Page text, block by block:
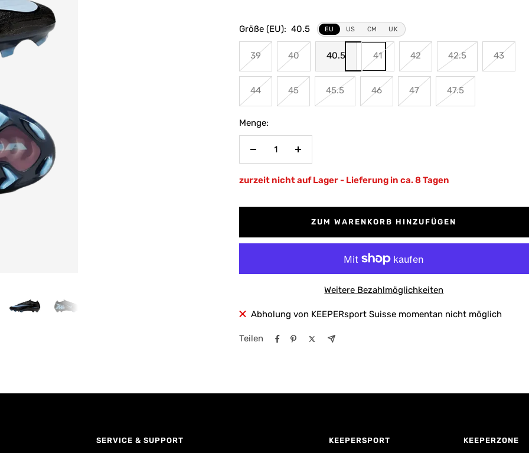
Größe (EU): 40.5 EU US CM UK
39 40 40.5 41 42 42.5 43
44 45 45.5 46 47 47.5
Menge:
Menge
Menge
zurzeit nicht auf Lager - Lieferung in ca. 8 Tagen
ZUM WARENKORB HINZUFÜGEN
Weitere Bezahlmöglichkeiten
Abholung von KEEPERsport Suisse momentan nicht möglich
Teilen
SERVICE & SUPPORT KEEPERSPORT KEEPERZONE